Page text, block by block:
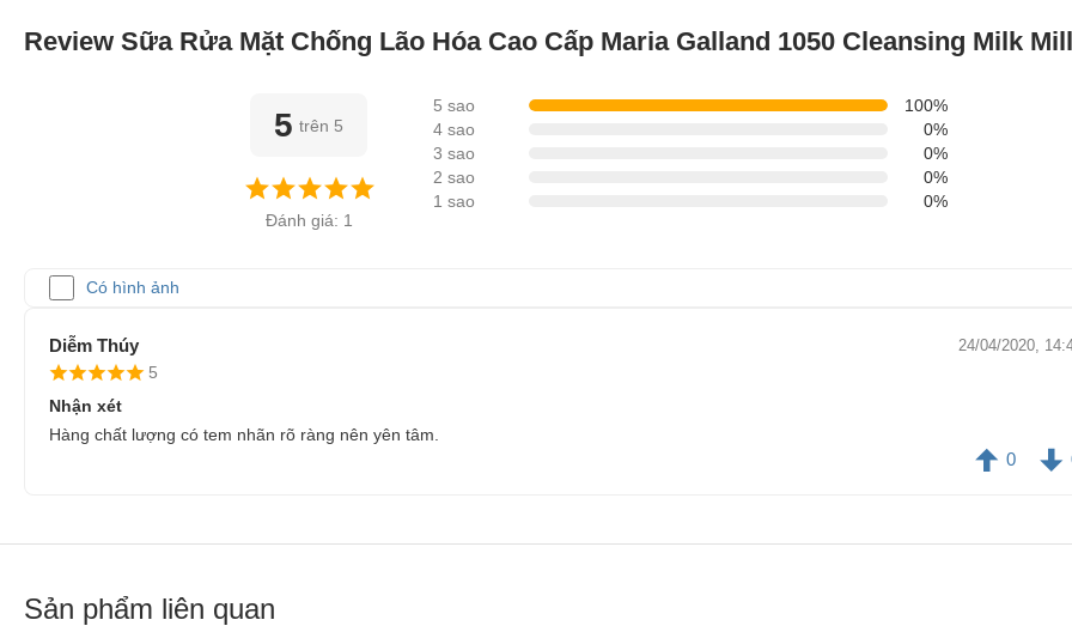
Review Sữa Rửa Mặt Chống Lão Hóa Cao Cấp Maria Galland 1050 Cleansing Milk
5 trên 5
Đánh giá: 1
5 sao
100%
4 sao
0%
3 sao
0%
2 sao
0%
1 sao
0%
Có hình ảnh
Diễm Thúy 24/04/2020,
5
Nhận xét
Hàng chất lượng có tem nhãn rõ ràng nên yên tâm.
0
Sản phẩm liên quan